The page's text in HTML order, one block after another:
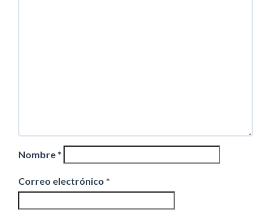
Nombre *
Correo electrónico *